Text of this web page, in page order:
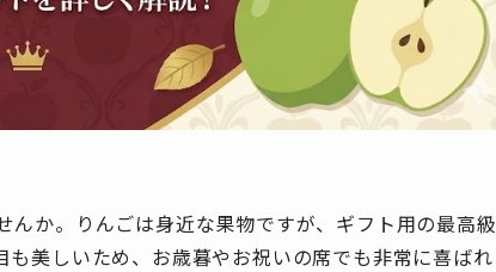
か。りんごは身近な果物ですが、ギフト用の最高級
美しいため、お歳暮やお祝いの席でも非常に喜ばれ